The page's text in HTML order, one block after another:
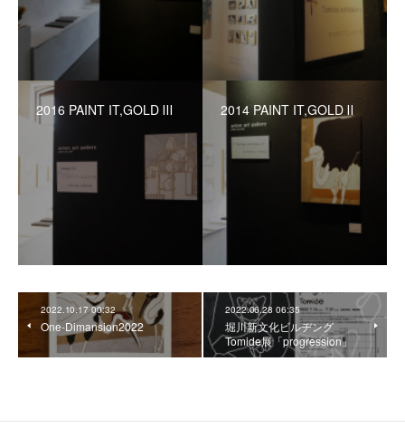
2016 PAINT IT,GOLD Ⅲ 2014 PAINT IT,GOLD Ⅱ
2022.10.17 00:32
One-Dimansion2022
2022.06.28 06:35
堀川新文化ビルヂング
Tomide展「progression」